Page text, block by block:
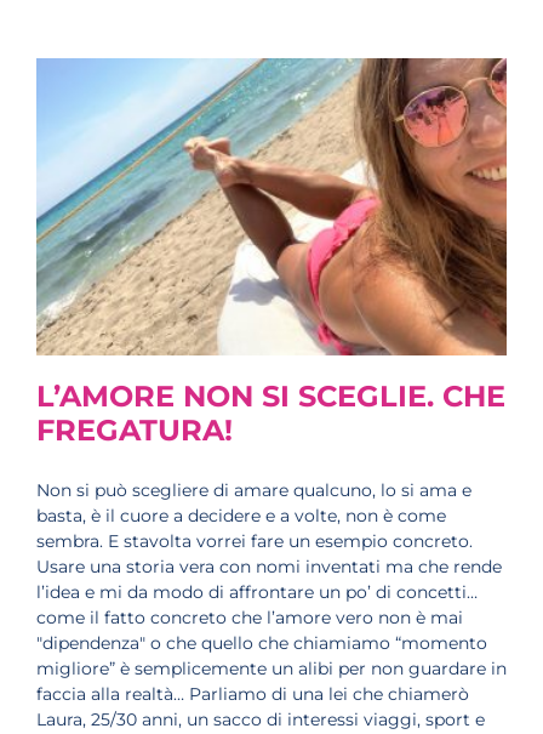
L’AMORE NON SI SCEGLIE. CHE
FREGATURA!
Non si può scegliere di amare qualcuno, lo si ama e
basta, è il cuore a decidere e a volte, non è come
sembra. E stavolta vorrei fare un esempio concreto.
Usare una storia vera con nomi inventati ma che rende
l’idea e mi da modo di affrontare un po’ di concetti…
come il fatto concreto che l’amore vero non è mai
"dipendenza" o che quello che chiamiamo “momento
migliore” è semplicemente un alibi per non guardare in
faccia alla realtà… Parliamo di una lei che chiamerò
Laura, 25/30 anni, un sacco di interessi viaggi, sport e